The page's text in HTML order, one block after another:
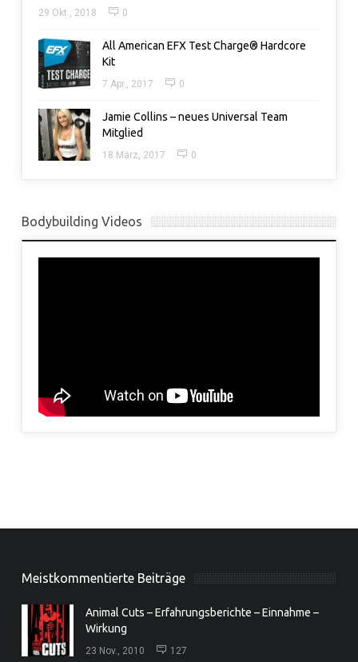
29 Okt., 2018 0
All American EFX Test Charge® Hardcore
Kit
7 Apr., 2017 0
Jamie Collins – neues Universal Team
Mitglied
18 März, 2017 0
Bodybuilding Videos
Meistkommentierte Beiträge
Animal Cuts – Erfahrungsberichte – Einnahme –
Wirkung
23 Nov., 2010 127